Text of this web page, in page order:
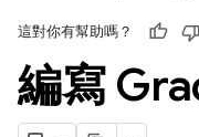
這對你有幫助嗎？
編寫